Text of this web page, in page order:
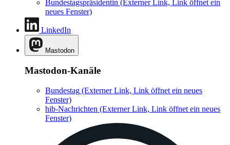
Bundestagspräsidentin (Externer Link, Link öffnet ein
neues Fenster)
LinkedIn
Mastodon
Mastodon-Kanäle
Bundestag (Externer Link, Link öffnet ein neues
Fenster)
hib-Nachrichten (Externer Link, Link öffnet ein neues
Fenster)